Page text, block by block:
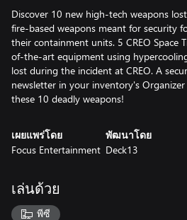
Discover 10 new high-tech weapons
fire-based weapons meant for security
their containment units. 5 CREO Space
of-the-art equipment using
lost during the incident at CREO. A
newsletter in your inventory's
these 10 deadly weapons!
เผยแพร่โดย
Focus Entertainment
พัฒนาโดย
Deck13
เล่นด้วย
พีซี